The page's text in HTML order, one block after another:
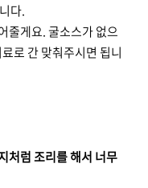
다.
줄게요. 굴소스가 없으
로 간 맞춰주시면 됩니
처럼 조리를 해서 너무